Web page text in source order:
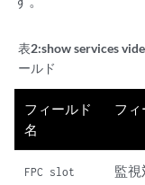
表2:show services
ールド
フィールド
名
フィ
FPC slot 監視